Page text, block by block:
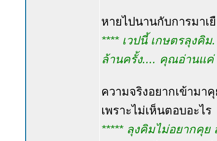
หายไปนานกับการมาเ
**** เวปนี้ เกษตรลุงคิ
ล้านครั้ง.... คุณอ่านแค่
ความจริงอยากเข้ามา
เพราะไม่เห็นตอบอะไร
***** ลุงคิมไม่อยากคุ